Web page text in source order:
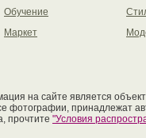
Обучение
Маркет
на сайте является
фотографии, принадлежат
прочтите "Условия